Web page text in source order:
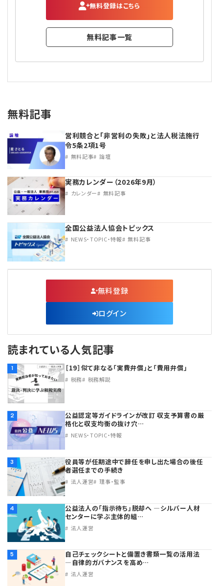
無料登録はこちら
無料記事一覧
無料記事
営利競合と｢非営利の失敗｣と法人税法施行
令5条2項1号
無料記事 論壇
実務カレンダー（2026年9月）
カレンダー 無料記事
全国公益法人協会トピックス
NEWS・TOPIC・特報 無料記事
無料登録
ログイン
読まれている人気記事
1 ［19］似て非なる「実費弁償」と「費用弁償」
税務 税務解説
2
公益認定等ガイドラインが改訂 収支予算書の厳
格化と収支均衡の抜け穴…
NEWS・TOPIC・特報
3
役員等が任期途中で辞任を申し出た場合の後任
者選任までの手続き
法人運営 理事・監事
4
公益法人の「指示待ち」脱却へ ―シルバー人材
センターに学ぶ主体的組…
法人運営
5
自己チェックシートと備置き書類一覧の活用法
―自律的ガバナンスを高め…
法人運営